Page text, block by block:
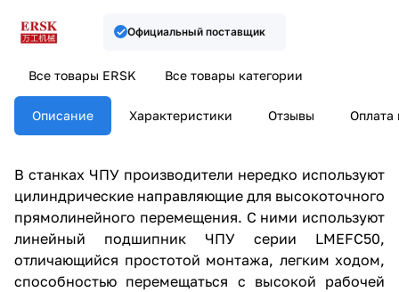
Официальный поставщик
Все товары ERSK Все товары категории
Описание Характеристики Отзывы Оплата
В станках ЧПУ производители нередко используют
цилиндрические направляющие для высокоточного
прямолинейного перемещения. С ними используют
линейный подшипник ЧПУ серии LMEFC50,
отличающийся простотой монтажа, легким ходом,
способностью перемещаться с высокой рабочей